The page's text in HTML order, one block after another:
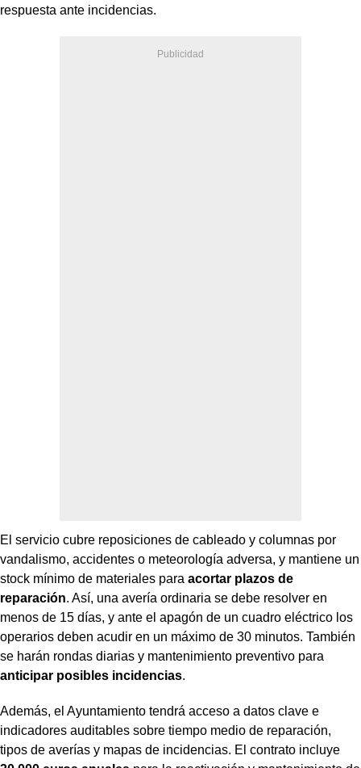
respuesta ante incidencias.
El servicio cubre reposiciones de cableado y columnas por
vandalismo, accidentes o meteorología adversa, y mantiene un
stock mínimo de materiales para acortar plazos de
reparación. Así, una avería ordinaria se debe resolver en
menos de 15 días, y ante el apagón de un cuadro eléctrico los
operarios deben acudir en un máximo de 30 minutos. También
se harán rondas diarias y mantenimiento preventivo para
anticipar posibles incidencias.
Además, el Ayuntamiento tendrá acceso a datos clave e
indicadores auditables sobre tiempo medio de reparación,
tipos de averías y mapas de incidencias. El contrato incluye